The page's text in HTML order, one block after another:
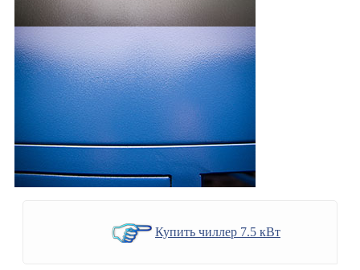
Купить чиллер 7.5 кВт